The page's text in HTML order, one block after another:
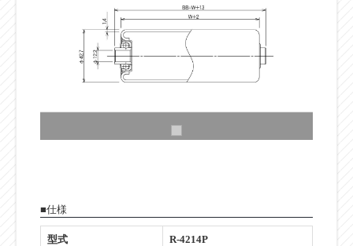
■仕様
型式 R-4214P